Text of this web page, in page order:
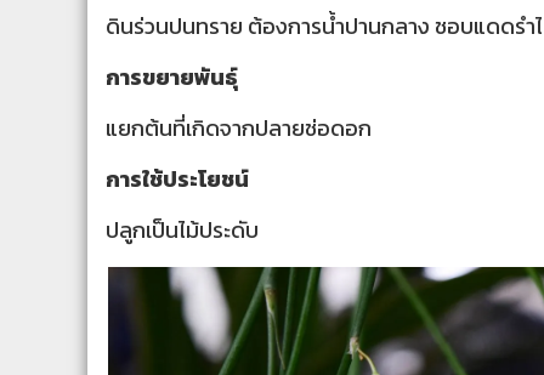
ดินร่วนปนทราย ต้องการน้ำปานกลาง ชอบแดดรำ
การขยายพันธุ์
แยกต้นที่เกิดจากปลายช่อดอก
การใช้ประโยชน์
ปลูกเป็นไม้ประดับ